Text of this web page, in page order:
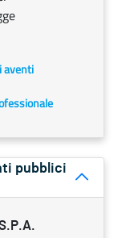
aventi
pubblici